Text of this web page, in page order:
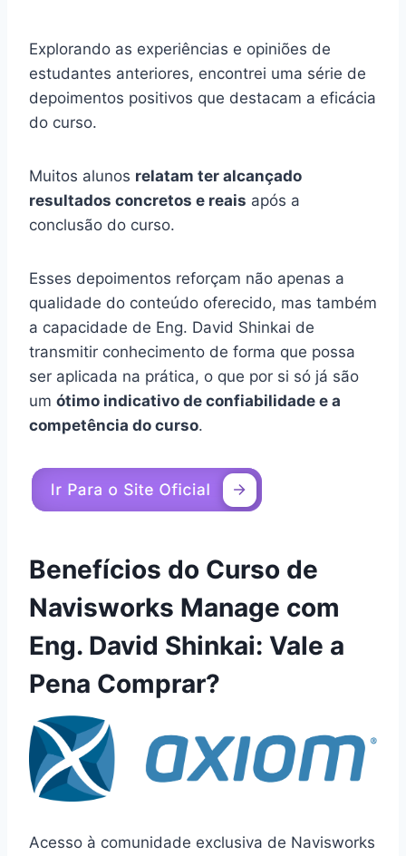
Explorando as experiências e opiniões de
estudantes anteriores, encontrei uma série de
depoimentos positivos que destacam a eficácia
do curso.
Muitos alunos relatam ter alcançado
resultados concretos e reais após a
conclusão do curso.
Esses depoimentos reforçam não apenas a
qualidade do conteúdo oferecido, mas também
a capacidade de Eng. David Shinkai de
transmitir conhecimento de forma que possa
ser aplicada na prática, o que por si só já são
um ótimo indicativo de confiabilidade e a
competência do curso.
Benefícios do Curso de
Navisworks Manage com
Eng. David Shinkai: Vale a
Pena Comprar?
Acesso à comunidade exclusiva de Navisworks